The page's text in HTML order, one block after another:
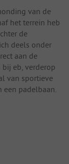
van de
het terrein heb
de
deels onder
aan de
eb, verderop
van sportieve
padelbaan.